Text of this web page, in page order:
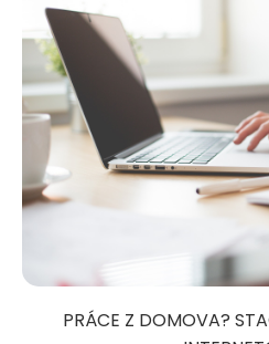
PRÁCE Z DOMOVA?